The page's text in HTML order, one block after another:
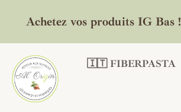
Achetez vos produits IG Bas !
🇮🇹 FIBERPASTA